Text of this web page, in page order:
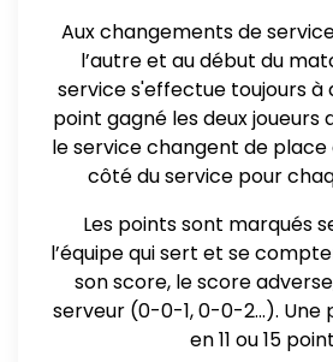
Aux changements de
l’autre et au début du
service s'effectue toujours à
point gagné les deux joueurs
le service changent de place
côté du service pour
Les points sont marqués
l’équipe qui sert et se
son score, le score
serveur (0-0-1, 0-0-2...). Une
en 11 ou 15